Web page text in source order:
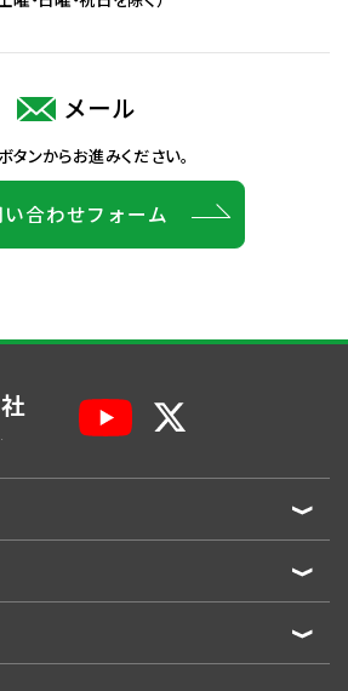
メール
タンからお進みください。
い合わせフォーム